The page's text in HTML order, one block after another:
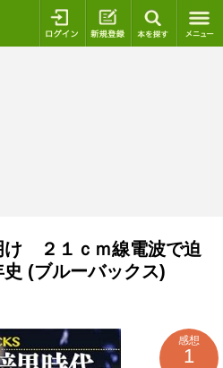
ログイン 新規登録
け ２１ｃｍ線電波で迫
(ブルーバックス)
感想
1